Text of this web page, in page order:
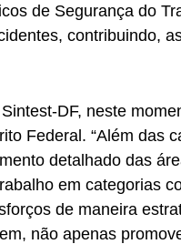
de Segurança do
contribuindo,
DF, neste
Federal. “Além
detalhado das
em categorias
de maneira
não apenas